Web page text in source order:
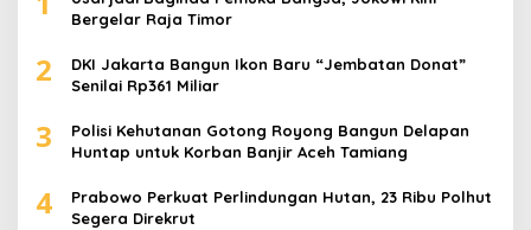
Bergelar Raja Timor
2
DKI Jakarta Bangun Ikon Baru “Jembatan Donat”
Senilai Rp361 Miliar
3
Polisi Kehutanan Gotong Royong Bangun Delapan
Huntap untuk Korban Banjir Aceh Tamiang
4
Prabowo Perkuat Perlindungan Hutan, 23 Ribu Polhut
Segera Direkrut